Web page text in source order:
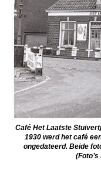
Café Het Laatste
1930 werd het café
ongedateerd. Beide